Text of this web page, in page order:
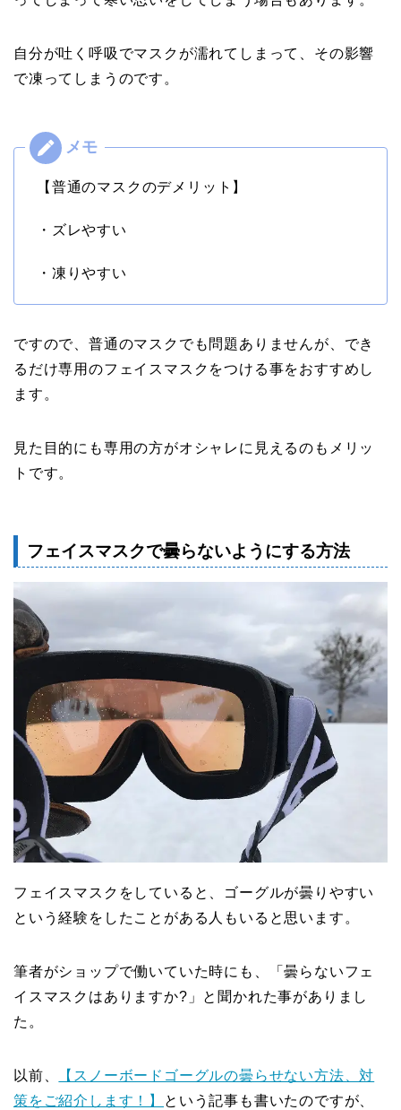
自分が吐く呼吸でマスクが濡れてしまって、その影響
で凍ってしまうのです。
【普通のマスクのデメリット】
・ズレやすい
・凍りやすい
ですので、普通のマスクでも問題ありませんが、でき
るだけ専用のフェイスマスクをつける事をおすすめし
ます。
見た目的にも専用の方がオシャレに見えるのもメリッ
トです。
フェイスマスクで曇らないようにする方法
フェイスマスクをしていると、ゴーグルが曇りやすい
という経験をしたことがある人もいると思います。
筆者がショップで働いていた時にも、「曇らないフェ
イスマスクはありますか?」と聞かれた事がありまし
た。
以前、
【スノーボードゴーグルの曇らせない方法、対
策をご紹介します！】
という記事も書いたのですが、